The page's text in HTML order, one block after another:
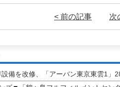
< 前の記事 次
備を改修、「アーバン東京東雲1」